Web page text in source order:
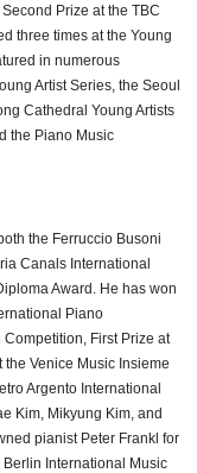
Prize at the TBC
three times at the Young
in numerous
Artist Series, the Seoul
Cathedral Young Artists
the Piano Music
the Ferruccio Busoni
Canals International
Award. He has won
Piano
First Prize at
Venice Music Insieme
Argento International
Kim, Mikyung Kim, and
pianist Peter Frankl for
Berlin International Music